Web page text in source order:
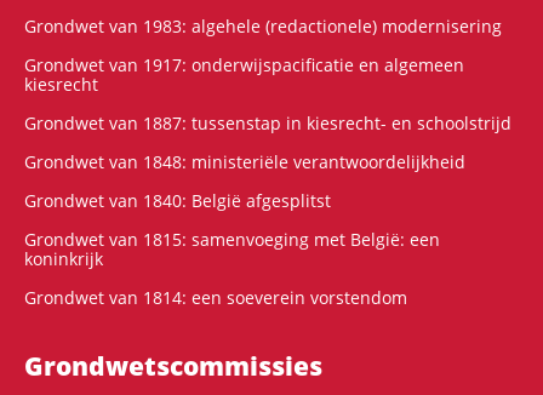
Grondwet van 1983: algehele (redactionele) modernisering
Grondwet van 1917: onderwijspacificatie en algemeen
kiesrecht
Grondwet van 1887: tussenstap in kiesrecht- en schoolstrijd
Grondwet van 1848: ministeriële verantwoordelijkheid
Grondwet van 1840: België afgesplitst
Grondwet van 1815: samenvoeging met België: een
koninkrijk
Grondwet van 1814: een soeverein vorstendom
Grondwets­commissies